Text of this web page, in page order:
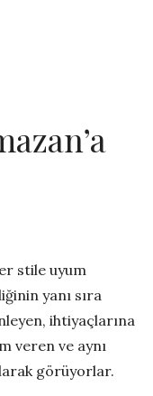
stile uyum
yanı sıra
ihtiyaçlarına
veren ve aynı
görüyorlar.